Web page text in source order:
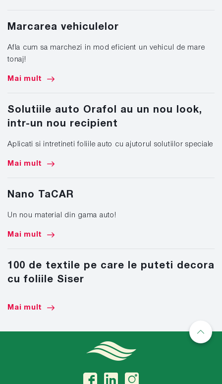
Marcarea vehiculelor
Afla cum sa marchezi in mod eficient un vehicul de mare
tonaj!
Mai mult
Solutiile auto Orafol au un nou look,
intr-un nou recipient
Aplicati si intretineti foliile auto cu ajutorul solutiilor speciale
Mai mult
Nano TaCAR
Un nou material din gama auto!
Mai mult
100 de textile pe care le puteti decora
cu foliile Siser
Mai mult